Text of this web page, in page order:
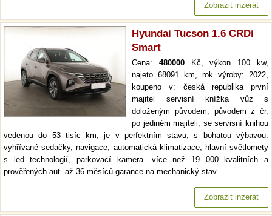
Zobrazit inzerát
Hyundai Tucson 1.6 CRDi
Smart
Cena: 480000Kč, výkon 100 kw,
najeto 68091 km, rok výroby: 2022,
koupeno v: česká republika první
majitel servisní knížka vůz s
doloženým původem, původem z čr,
po jediném majiteli, se servisní knihou
vedenou do 53 tisíc km, je v perfektním stavu, s bohatou výbavou:
vyhřívané sedačky, navigace, automatická klimatizace, hlavní světlomety
s led technologií, parkovací kamera. více než 19 000 kvalitních a
prověřených aut. až 36 měsíců garance na mechanický stav…
Zobrazit inzerát